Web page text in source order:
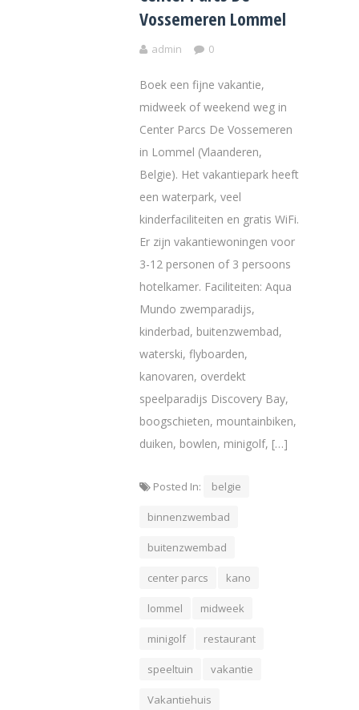
Vossemeren Lommel
admin 0
Boek een fijne vakantie,
midweek of weekend weg in
Center Parcs De Vossemeren
in Lommel (Vlaanderen,
Belgie). Het vakantiepark heeft
een waterpark, veel
kinderfaciliteiten en gratis WiFi.
Er zijn vakantiewoningen voor
3-12 personen of 3 persoons
hotelkamer. Faciliteiten: Aqua
Mundo zwemparadijs,
kinderbad, buitenzwembad,
waterski, flyboarden,
kanovaren, overdekt
speelparadijs Discovery Bay,
boogschieten, mountainbiken,
duiken, bowlen, minigolf, […]
Posted In: belgie
binnenzwembad
buitenzwembad
center parcs kano
lommel midweek
minigolf restaurant
speeltuin vakantie
Vakantiehuis